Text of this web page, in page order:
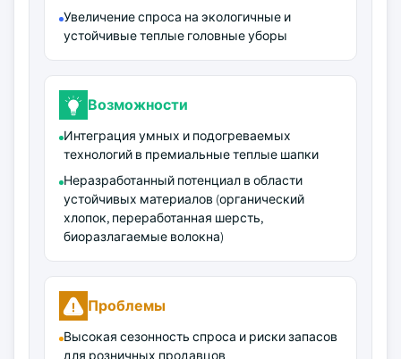
Увеличение спроса на экологичные и
устойчивые теплые головные уборы
Возможности
Интеграция умных и подогреваемых
технологий в премиальные теплые шапки
Неразработанный потенциал в области
устойчивых материалов (органический
хлопок, переработанная шерсть,
биоразлагаемые волокна)
Проблемы
Высокая сезонность спроса и риски запасов
для розничных продавцов